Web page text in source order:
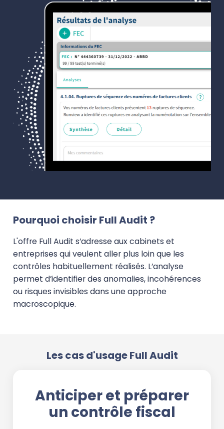
Pourquoi choisir Full Audit ?
L'offre Full Audit s’adresse aux cabinets et
entreprises qui veulent aller plus loin que les
contrôles habituellement réalisés. L’analyse
permet d’identifier des anomalies, incohérences
ou risques invisibles dans une approche
macroscopique.
Les cas d'usage Full Audit
Anticiper et préparer
un contrôle fiscal